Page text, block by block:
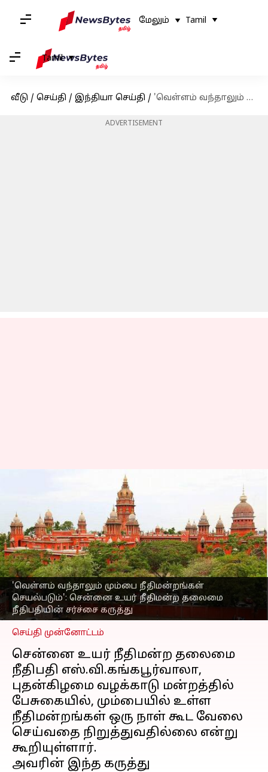
மேலும் Tamil
Tamil
வீடு / செய்தி / இந்தியா செய்தி / 'வெள்ளம் வந்தாலும் மும்பை நீதிமன்றங்கள் செயல்படும்': சென்னை உயர் நீதிமன்ற தலைமை நீதிபதியின் சர்ச்சை கருத்து
ADVERTISEMENT
'வெள்ளம் வந்தாலும் மும்பை நீதிமன்றங்கள்
செயல்படும்': சென்னை உயர் நீதிமன்ற தலைமை
நீதிபதியின் சர்ச்சை கருத்து
'வெள்ளம் வந்தாலும்
மும்பை நீதிமன்றங்கள்
செயல்படும்': சென்னை
உயர் நீதிமன்ற தலைமை
நீதிபதியின் சர்ச்சை
கருத்து
எழுதியவர் Venkatalakshmi V Dec 07, 2023 01:37 pm
செய்தி முன்னோட்டம்
சென்னை உயர் நீதிமன்ற தலைமை
நீதிபதி எஸ்.வி.கங்கபூர்வாலா,
புதன்கிழமை வழக்காடு மன்றத்தில்
பேசுகையில், மும்பையில் உள்ள
நீதிமன்றங்கள் ஒரு நாள் கூட வேலை
செய்வதை நிறுத்துவதில்லை என்று
கூறியுள்ளார்.
அவரின் இந்த கருத்து